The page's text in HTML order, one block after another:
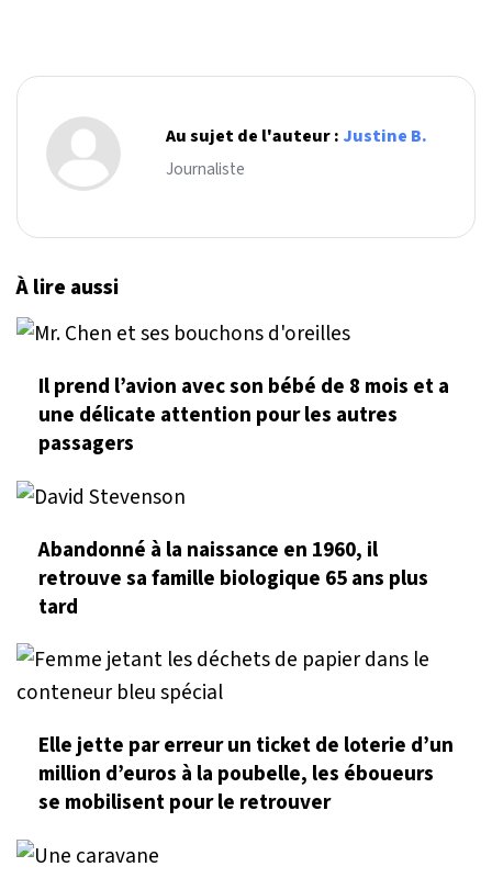
Au sujet de l'auteur : Justine B.
Journaliste
À lire aussi
Il prend l’avion avec son bébé de 8 mois et a
une délicate attention pour les autres
passagers
Abandonné à la naissance en 1960, il
retrouve sa famille biologique 65 ans plus
tard
Elle jette par erreur un ticket de loterie d’un
million d’euros à la poubelle, les éboueurs
se mobilisent pour le retrouver